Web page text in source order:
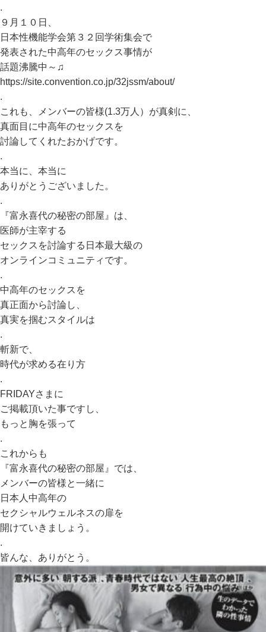
.
９月１０日、
日本性機能学会第３２回学術集会で
発表された中高年のセックス事情が
話題沸騰中～♫
https://site.convention.co.jp/32jssm/about/
.
これも、メンバーの皆様(1.3万人）が真剣に、
真面目に中高年のセックスを
討論してくれたおかげです。
.
本当に、本当に
ありがとうございました。
.
『富永喜代の秘密の部屋』は、
医師が主宰する
セックスを討論する日本最大級の
オンラインコミュニティです。
.
中高年のセックスを
真正面から討論し、
真実を掴むスタイルは
.
斬新で、
時代が求める在り方
.
FRIDAYさまに
ご掲載頂いた事ですし、
もっと胸を張って
.
これからも
『富永喜代の秘密の部屋』では、
メンバーの皆様と一緒に
日本人中高年の
セクシャルウェルネスの扉を
開けていきましょう。
.
皆んな、ありがとう。